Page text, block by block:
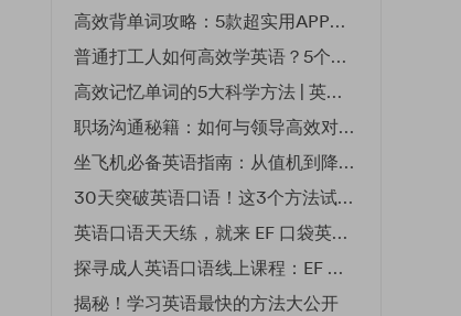
高效背单词攻略：5款超实用APP推荐 | EF英孚教育
普通打工人如何高效学英语？5个实用技巧助你突破职场瓶颈
高效记忆单词的5大科学方法 | 英语学习必备技巧
职场沟通秘籍：如何与领导高效对话 | EF英孚职场指南
坐飞机必备英语指南：从值机到降落的全流程表达
30天突破英语口语！这3个方法试过的人都说有效
英语口语天天练，就来 EF 口袋英语微信小程序
探寻成人英语口语线上课程：EF 英孚教育凭什么领航
揭秘！学习英语最快的方法大公开